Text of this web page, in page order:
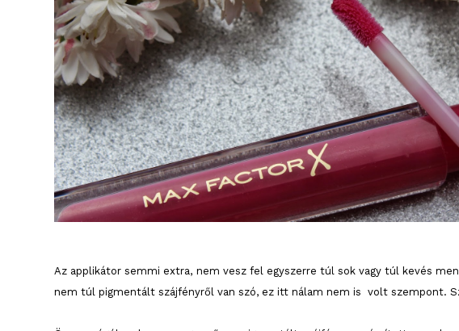
Az applikátor semmi extra, nem vesz fel egyszerre túl sok vagy túl kevés
nem túl pigmentált szájfényről van szó, ez itt nálam nem is volt szempont.